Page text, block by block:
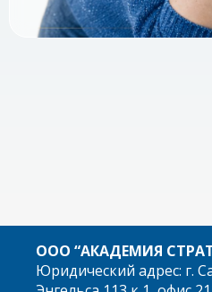
ООО “АКАДЕМИЯ
Юридический адрес: г.